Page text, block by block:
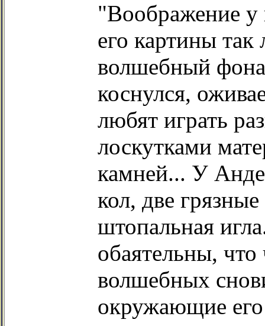
"Воображение у
его картины
волшебный
коснулся,
любят играть
лоскутками
камней... У
кол, две
штопальная
обаятельны, что
волшебных
окружающие